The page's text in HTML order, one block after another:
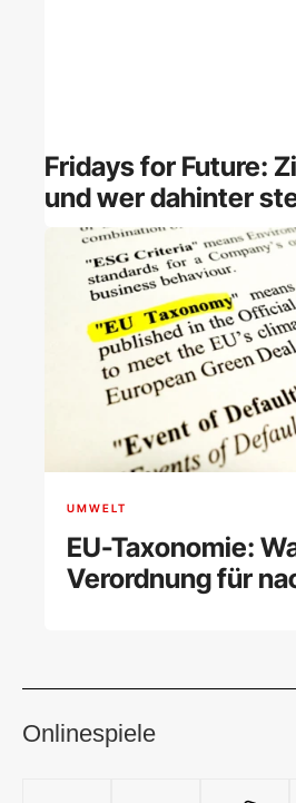
Fridays for Future:
und wer dahinter
UMWELT
EU-Taxonomie:
Verordnung für
Onlinespiele